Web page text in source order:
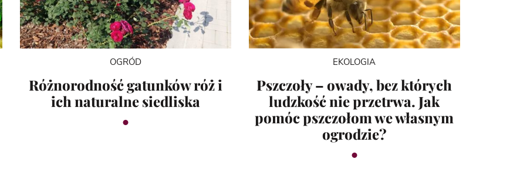
OGRÓD
Różnorodność gatunków róż i
ich naturalne siedliska
EKOLOGIA
Pszczoły – owady, bez których
ludzkość nie przetrwa. Jak
pomóc pszczołom we własnym
ogrodzie?